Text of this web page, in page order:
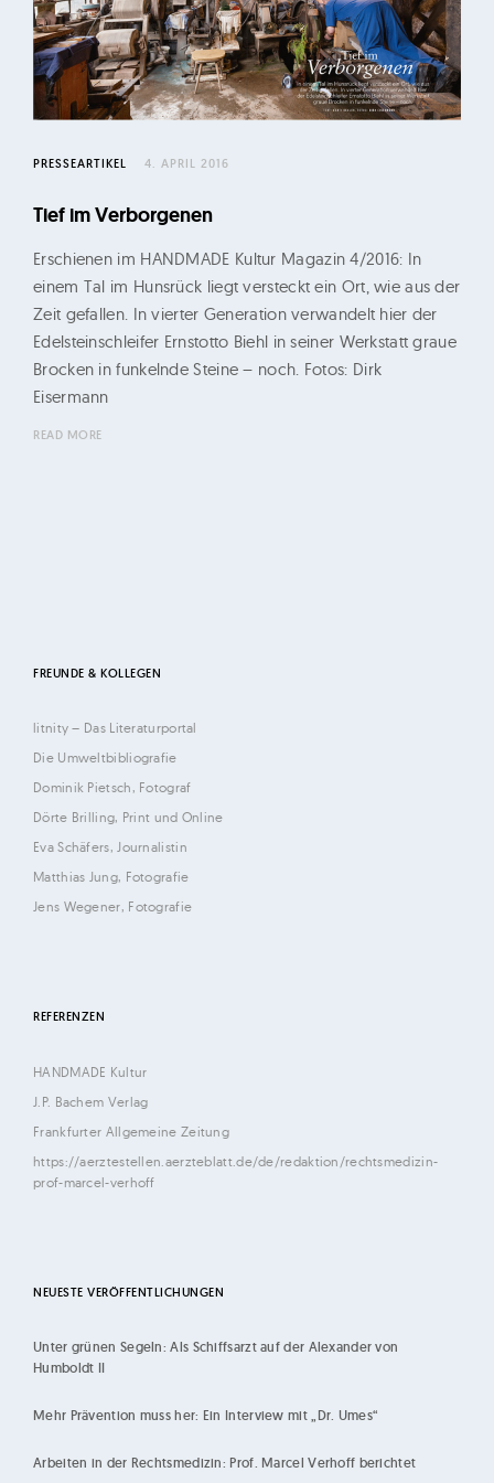
ü
r
o
G
r
t
i
K
e
l
l
e
u
a
l
F
e
h
r
e
n
h
l
d
|
K
ö
PRESSEARTIKEL 4. APRIL 2016
Tief im Verborgenen
Erschienen im HANDMADE Kultur Magazin 4/2016: In
einem Tal im Hunsrück liegt versteckt ein Ort, wie aus der
Zeit gefallen. In vierter Generation verwandelt hier der
Edelsteinschleifer Ernstotto Biehl in seiner Werkstatt graue
Brocken in funkelnde Steine – noch. Fotos: Dirk
Eisermann
READ MORE
FREUNDE & KOLLEGEN
litnity – Das Literaturportal
Die Umweltbibliografie
Dominik Pietsch, Fotograf
Dörte Brilling, Print und Online
Eva Schäfers, Journalistin
Matthias Jung, Fotografie
Jens Wegener, Fotografie
REFERENZEN
HANDMADE Kultur
J.P. Bachem Verlag
Frankfurter Allgemeine Zeitung
https://aerztestellen.aerzteblatt.de/de/redaktion/rechtsmedizin-
prof-marcel-verhoff
NEUESTE VERÖFFENTLICHUNGEN
Unter grünen Segeln: Als Schiffsarzt auf der Alexander von
Humboldt II
Mehr Prävention muss her: Ein Interview mit „Dr. Umes“
Arbeiten in der Rechtsmedizin: Prof. Marcel Verhoff berichtet